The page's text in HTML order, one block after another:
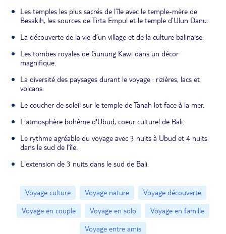
Les temples les plus sacrés de l’île avec le temple-mère de
Besakih, les sources de Tirta Empul et le temple d’Ulun Danu.
La découverte de la vie d’un village et de la culture balinaise.
Les tombes royales de Gunung Kawi dans un décor
magnifique.
La diversité des paysages durant le voyage : rizières, lacs et
volcans.
Le coucher de soleil sur le temple de Tanah lot face à la mer.
L'atmosphère bohème d'Ubud, coeur culturel de Bali.
Le rythme agréable du voyage avec 3 nuits à Ubud et 4 nuits
dans le sud de l'île.
L'extension de 3 nuits dans le sud de Bali.
Voyage culture Voyage nature
Voyage découverte
Voyage en couple
Voyage en solo
Voyage en famille
Voyage entre amis